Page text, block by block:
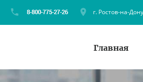
г. Ростов-на-
Главная